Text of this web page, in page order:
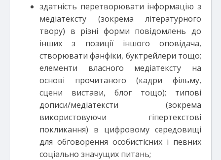
здатність перетворювати інформацію з
медіатексту (зокрема літературного
твору) в різні форми повідомлень до
інших з позиції іншого оповідача,
створювати фанфіки, буктрейлери тощо;
елементи власного медіатексту на
основі прочитаного (кадри фільму,
сцени вистави, блог тощо); типові
дописи/медіатексти (зокрема
використовуючи гіпертекстові
покликання) в цифровому середовищі
для обговорення особистісних і певних
соціально значущих питань;